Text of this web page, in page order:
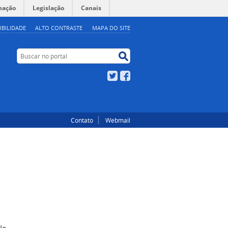
ALTO CONTRASTE MAPA DO SITE
Legislação Canais
Buscar no portal
Twitter
Contato Webmail